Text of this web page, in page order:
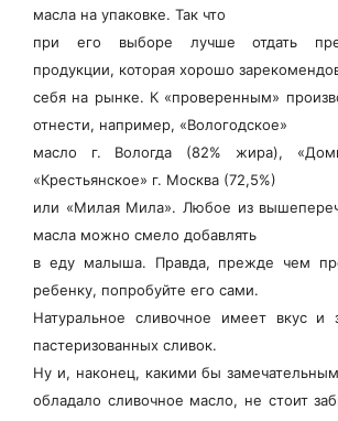
масла на упаковке. Так что
при его выборе лучше отдать
продукции, которая хорошо
себя на рынке. К «проверенным»
отнести, например, «Вологодское»
масло г. Вологда (82% жира),
«Крестьянское» г. Москва (72,5%)
или «Милая Мила». Любое из
масла можно смело добавлять
в еду малыша. Правда, прежде чем
ребенку, попробуйте его сами.
Натуральное сливочное имеет вкус и
пастеризованных сливок.
Ну и, наконец, какими бы
обладало сливочное масло, не стоит